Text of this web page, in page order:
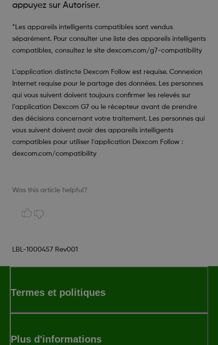
appuyez sur Autoriser.
*Les appareils intelligents compatibles sont vendus
séparément. Pour consulter une liste des appareils intelligents
compatibles, consultez le site dexcom.com/g7-compatibility
L’application distincte Dexcom Follow est requise. Connexion
Internet requise pour le partage des données. Les personnes
qui vous suivent doivent toujours confirmer les relevés sur
l’application Dexcom G7 ou le récepteur avant de prendre
des décisions concernant votre traitement. Les personnes qui
vous suivent doivent avoir des appareils intelligents
compatibles pour utiliser l’application Dexcom Follow :
dexcom.com/compatibility
Was this article helpful?
LBL-1000457 Rev001
Termes et politiques
Plus d'informations